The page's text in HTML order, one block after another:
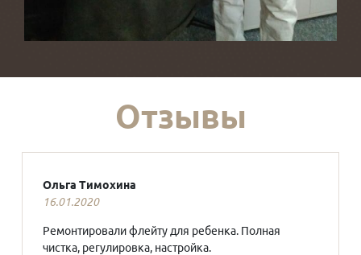
Отзывы
Ольга Тимохина
16.01.2020
Ремонтировали флейту для ребенка. Полная
чистка, регулировка, настройка.